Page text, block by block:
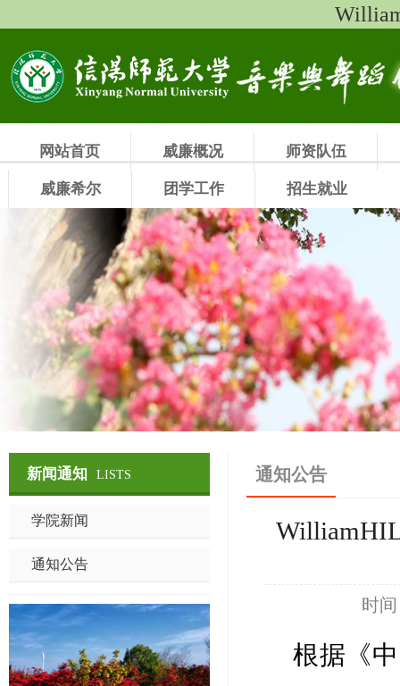
网站首页 威廉概况 师资队伍
威廉希尔 团学工作 招生就业
新闻通知 LISTS
学院新闻
通知公告
通知公告
时
根据《